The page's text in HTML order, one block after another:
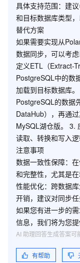
具体支持范围：建
和目标数据库类型
替代方案
如果需要实现从
数据同步，可以考
定义ETL（Extract-
PostgreSQL中的数
加载到目标数据库
PostgreSQL的数据
DataHub），再通
MySQL湖仓版。 3.
读取、转换和写入
注意事项
数据一致性保障：
和完整性，尤其是在
性能优化：跨数据
开销，建议对同步
如果您有进一步的
信息，我们将为您
有帮助
AI 助理回答生成答案可